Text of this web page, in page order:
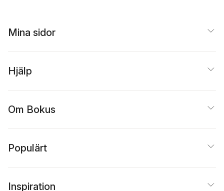
Mina sidor
Hjälp
Om Bokus
Populärt
Inspiration